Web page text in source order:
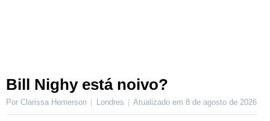
Bill Nighy está noivo?
Por Clarissa Hemerson Londres Atualizado em8 de agosto de 2026